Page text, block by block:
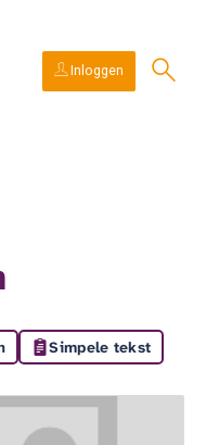
Inloggen
Simpele tekst